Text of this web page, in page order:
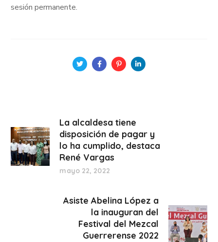
sesión permanente.
La alcaldesa tiene
disposición de pagar y
lo ha cumplido, destaca
René Vargas
mayo 22, 2022
Asiste Abelina López a
la inauguran del
Festival del Mezcal
Guerrerense 2022